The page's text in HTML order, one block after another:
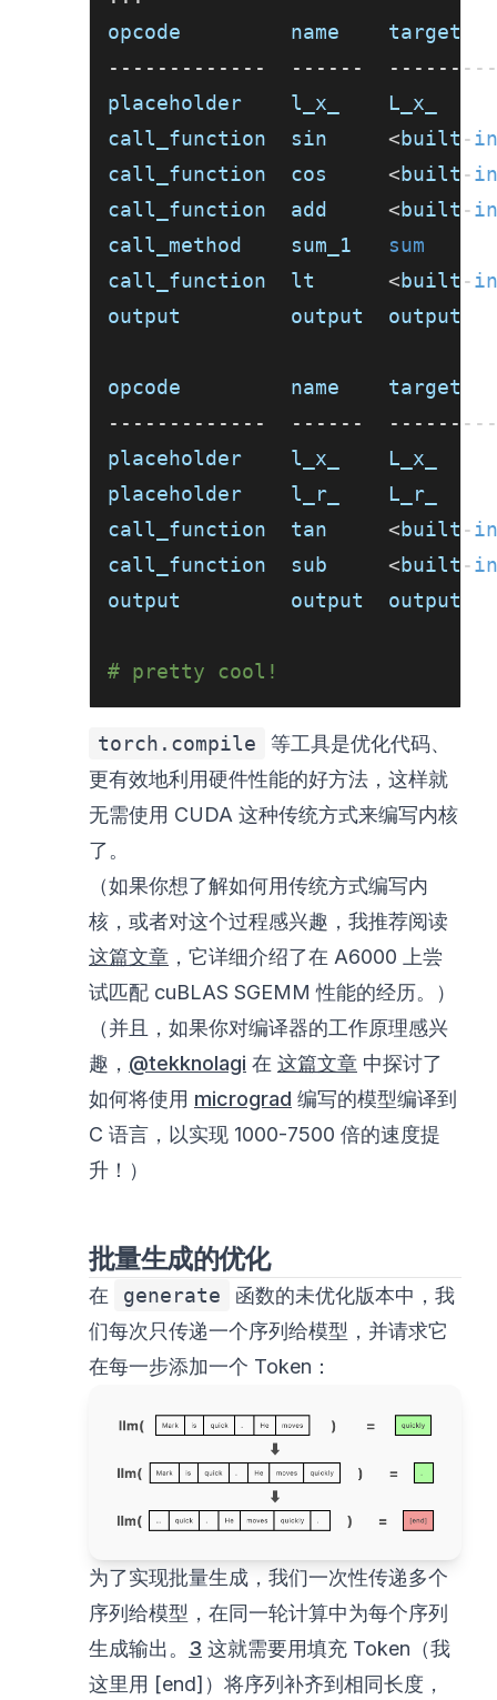
opcode         name
- - - - - - - - - - - - - - - - - - - - - - - - - - - -
call_function  sin <built -in
call_function  cos <built -in
call_function  add <built -in
call_method    sum_1 sum
call_function  lt <built -in
output
opcode         name
- - - - - - - - - - - - - - - - - - - - - - - - - - - -
call_function  tan <built -in
call_function  sub <built -in
output
# pretty cool!
torch.compile
等工具是优化代码、
更有效地利用硬件性能的好方法，这样就
无需使用 CUDA 这种传统方式来编写内核
了。
（如果你想了解如何用传统方式编写内
核，或者对这个过程感兴趣，我推荐阅读
这篇文章 ，它详细介绍了在 A6000 上尝
试匹配 cuBLAS SGEMM 性能的经历。）
（并且，如果你对编译器的工作原理感兴
趣， @tekknolagi 在 这篇文章 中探讨了
如何将使用 micrograd 编写的模型编译到
C 语言，以实现 1000-7500 倍的速度提
升！）
批量生成的优化
在 generate
函数的未优化版本中，我
们每次只传递一个序列给模型，并请求它
在每一步添加一个 Token：
为了实现批量生成，我们一次性传递多个
序列给模型，在同一轮计算中为每个序列
生成输出。 3 这就需要用填充 Token（我
这里用 [end]）将序列补齐到相同长度，